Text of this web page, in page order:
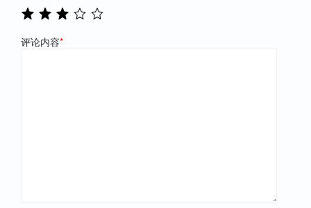
评论内容*